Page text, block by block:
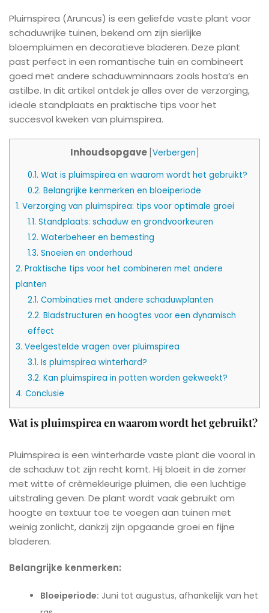
Pluimspirea (Aruncus) is een geliefde vaste plant voor
schaduwrijke tuinen, bekend om zijn sierlijke
bloempluimen en decoratieve bladeren. Deze plant
past perfect in een romantische tuin en combineert
goed met andere schaduwminnaars zoals hosta’s en
astilbe. In dit artikel ontdek je alles over de verzorging,
ideale standplaats en praktische tips voor het
succesvol kweken van pluimspirea.
Inhoudsopgave Verbergen
0.1. Wat is pluimspirea en waarom wordt het gebruikt?
0.2. Belangrijke kenmerken en bloeiperiode
1. Verzorging van pluimspirea: tips voor optimale groei
1.1. Standplaats: schaduw en grondvoorkeuren
1.2. Waterbeheer en bemesting
1.3. Snoeien en onderhoud
2. Praktische tips voor het combineren met andere
planten
2.1. Combinaties met andere schaduwplanten
2.2. Bladstructuren en hoogtes voor een dynamisch
effect
3. Veelgestelde vragen over pluimspirea
3.1. Is pluimspirea winterhard?
3.2. Kan pluimspirea in potten worden gekweekt?
4. Conclusie
Wat is pluimspirea en waarom wordt het gebruikt?
Pluimspirea is een winterharde vaste plant die vooral in
de schaduw tot zijn recht komt. Hij bloeit in de zomer
met witte of crèmekleurige pluimen, die een luchtige
uitstraling geven. De plant wordt vaak gebruikt om
hoogte en textuur toe te voegen aan tuinen met
weinig zonlicht, dankzij zijn opgaande groei en fijne
bladeren.
Belangrijke kenmerken:
Bloeiperiode: Juni tot augustus, afhankelijk van het